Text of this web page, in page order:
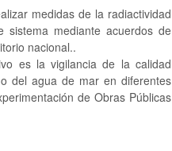
medidas de la radiactividad
mediante acuerdos de
nacional..
es la vigilancia de la calidad
del agua de mar en diferentes
de Obras Públicas